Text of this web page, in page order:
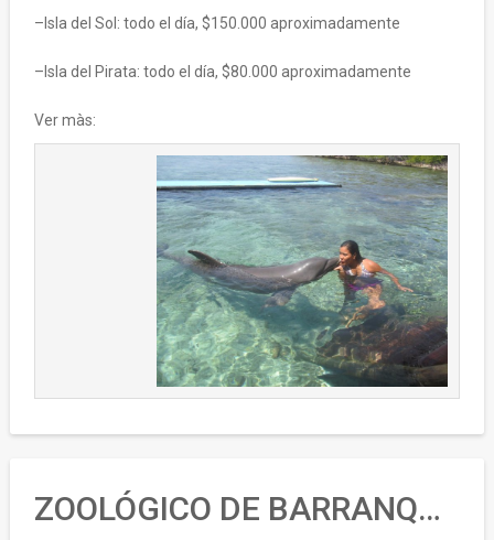
–Isla del Sol: todo el día, $150.000 aproximadamente
–Isla del Pirata: todo el día, $80.000 aproximadamente
Ver màs:
ZOOLÓGICO DE BARRANQUILLA